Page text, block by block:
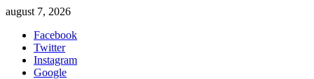
Sari
conținut
august 7, 2026
Facebook
Twitter
Instagram
Google